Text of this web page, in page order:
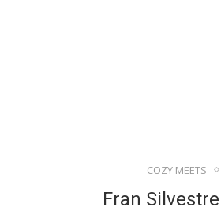
COZY MEETS
Fran